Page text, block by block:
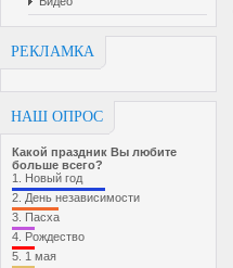
РЕКЛАМКА
НАШ ОПРОС
Какой праздник Вы любите
больше всего?
1. Новый год
2. День независимости
3. Пасха
4. Рождество
5. 1 мая